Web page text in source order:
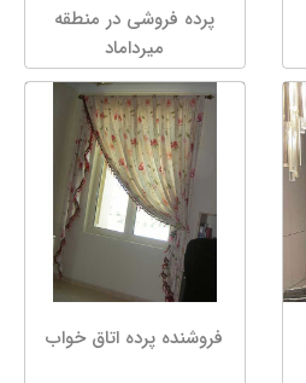
پرده فروشی در منطقه
میرداماد
فروشنده پرده اتاق خواب